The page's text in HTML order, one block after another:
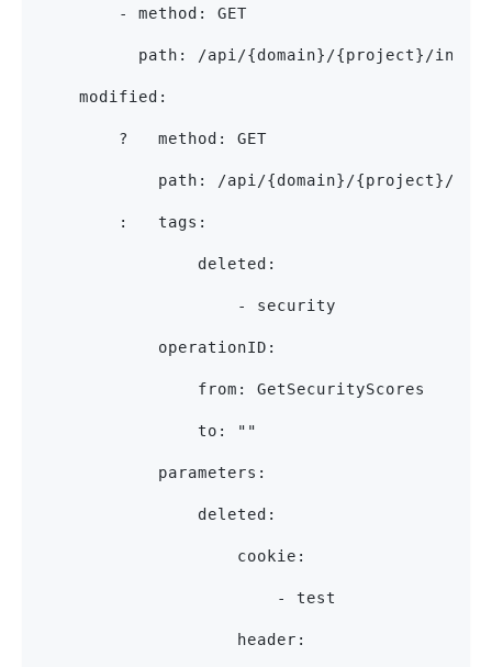
        - method: GET
path: /api/{domain}/{project}/
    modified:
        ?   method: GET
path: /api/{domain}/{project}/
        :   tags:
                deleted:
                    - security
            operationID:
                from: GetSecurityScores
                to: ""
            parameters:
                deleted:
                    cookie:
                        - test
                    header: